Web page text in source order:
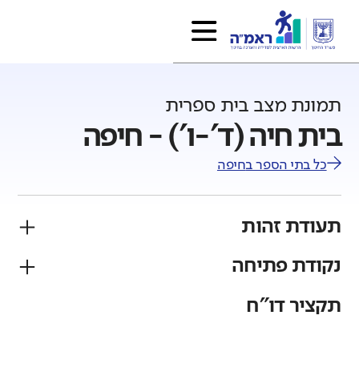
תמונת מצב בית ספרית
בית חיה (ד'-ו') - חיפה
כל בתי הספר בחיפה
תעודת זהות
פיקוח
נקודת פתיחה
תקציר דו"ח